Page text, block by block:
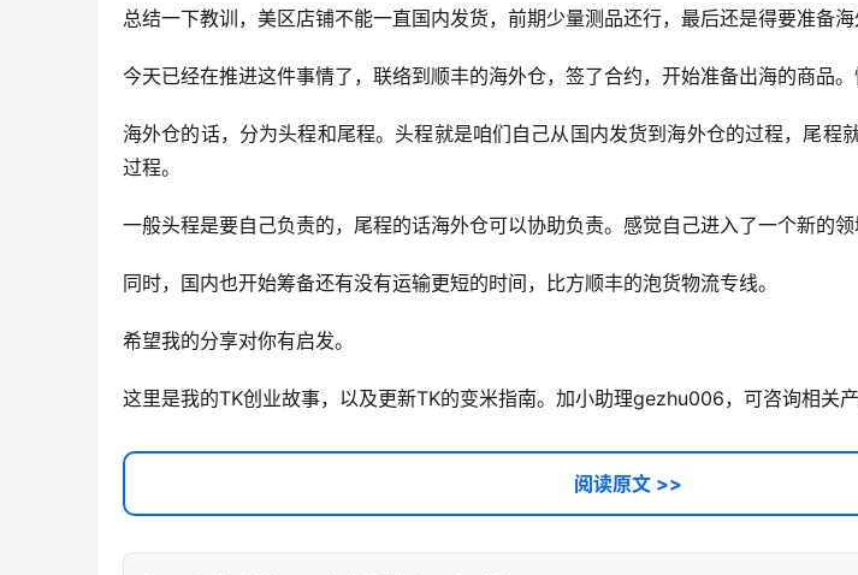
总结一下教训，美区店铺不能一直国内发货，前期少量测品还行，最后还是得要准备海
今天已经在推进这件事情了，联络到顺丰的海外仓，签了合约，开始准备出海的商品。
海外仓的话，分为头程和尾程。头程就是咱们自己从国内发货到海外仓的过程，尾程
过程。
一般头程是要自己负责的，尾程的话海外仓可以协助负责。感觉自己进入了一个新的领
同时，国内也开始筹备还有没有运输更短的时间，比方顺丰的泡货物流专线。
希望我的分享对你有启发。
这里是我的TK创业故事，以及更新TK的变米指南。加小助理gezhu006，可咨询相关产
阅读原文 >>